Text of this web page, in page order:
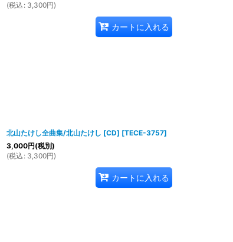
(税込 : 3,300円)
カートに入れる
北山たけし全曲集/北山たけし [CD] [TECE-3757]
3,000円(税別)
(税込 : 3,300円)
カートに入れる